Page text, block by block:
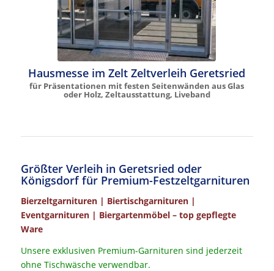
Hausmesse im Zelt Zeltverleih Geretsried
für Präsentationen mit festen Seitenwänden aus Glas
oder Holz, Zeltausstattung, Liveband
Größter Verleih in Geretsried oder
Königsdorf für Premium-Festzeltgarnituren
Bierzeltgarnituren | Biertischgarnituren |
Eventgarnituren | Biergartenmöbel – top gepflegte
Ware
Unsere exklusiven Premium-Garnituren sind jederzeit
ohne Tischwäsche verwendbar.